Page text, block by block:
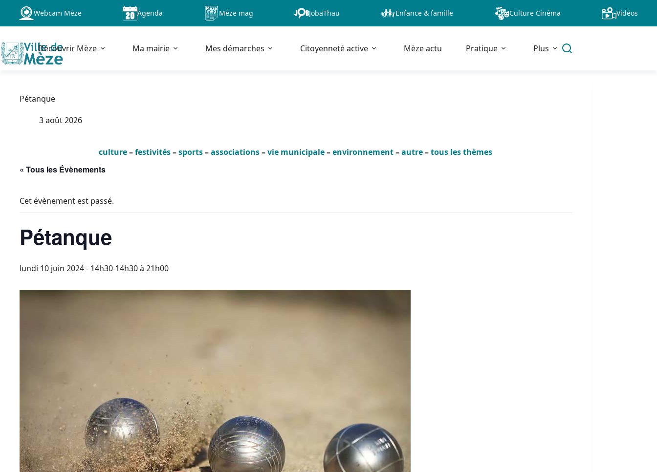
Passer
contenu
Webcam Mèze Agenda Mèze mag JobaThau Enfance & famille Culture Cinéma Vidéos
Découvrir Mèze Ma mairie Mes démarches Citoyenneté active Mèze actu Pratique Plus
Pétanque
3 août 2026
culture–festivités–sports–associations–vie municipale–environnement–autre–tous les thèmes
« Tous les Évènements
Cet évènement est passé.
Pétanque
lundi 10 juin 2024 - 14h30-14h30à 21h00